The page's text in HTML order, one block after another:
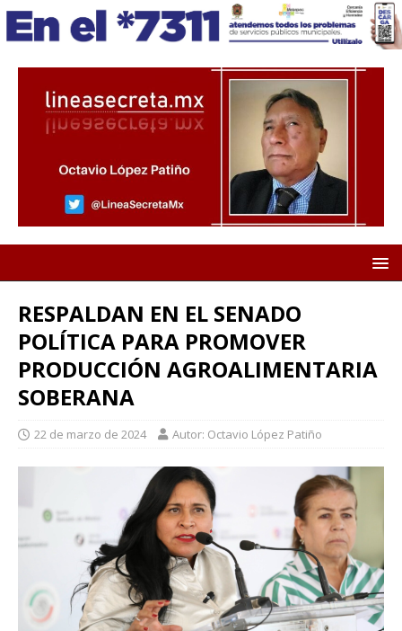
RESPALDAN EN EL SENADO
POLÍTICA PARA PROMOVER
PRODUCCIÓN AGROALIMENTARIA
SOBERANA
22 de marzo de 2024 Autor: Octavio López Patiño